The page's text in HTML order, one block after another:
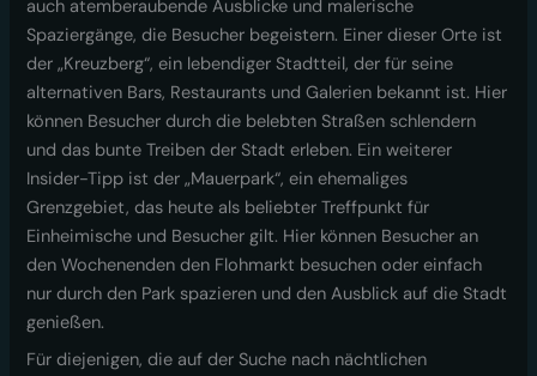
auch atemberaubende Ausblicke und malerische
Spaziergänge, die Besucher begeistern. Einer dieser Orte ist
der „Kreuzberg“, ein lebendiger Stadtteil, der für seine
alternativen Bars, Restaurants und Galerien bekannt ist. Hier
können Besucher durch die belebten Straßen schlendern
und das bunte Treiben der Stadt erleben. Ein weiterer
Insider-Tipp ist der „Mauerpark“, ein ehemaliges
Grenzgebiet, das heute als beliebter Treffpunkt für
Einheimische und Besucher gilt. Hier können Besucher an
den Wochenenden den Flohmarkt besuchen oder einfach
nur durch den Park spazieren und den Ausblick auf die Stadt
genießen.
Für diejenigen, die auf der Suche nach nächtlichen